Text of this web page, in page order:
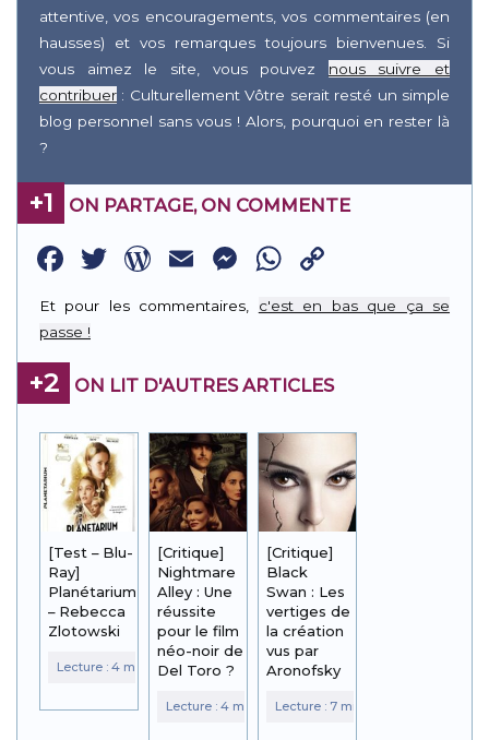
attentive, vos encouragements, vos commentaires (en
hausses) et vos remarques toujours bienvenues. Si
vous aimez le site, vous pouvez nous suivre et
contribuer : Culturellement Vôtre serait resté un simple
blog personnel sans vous ! Alors, pourquoi en rester là
?
+1 ON PARTAGE, ON COMMENTE
Facebook
Twitter
WordPress
EmailMessenger
WhatsApp
Link
Et pour les commentaires, c'est en bas que ça se
passe !
+2 ON LIT D'AUTRES ARTICLES
[Test – Blu-
Ray]
Planétarium
– Rebecca
Zlotowski
[Critique]
Nightmare
Alley : Une
réussite
pour le film
néo-noir de
Del Toro ?
[Critique]
Black
Swan : Les
vertiges de
la création
vus par
Aronofsky